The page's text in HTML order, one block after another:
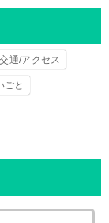
交通/アクセス
ごと